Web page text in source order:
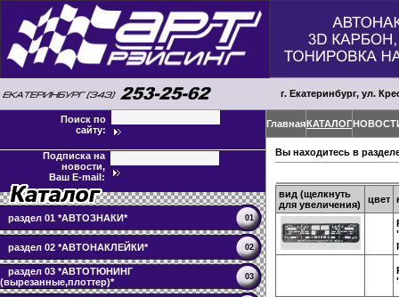
г. Екатеринбург, ул.
Поиск по
сайту:
Подписка на
новости,
Ваш E-mail:
раздел 01 *АВТОЗНАКИ* 01
раздел 02 *АВТОНАКЛЕЙКИ* 02
раздел 03 *АВТОТЮНИНГ
(вырезанные,плоттер)*
03
ГлавнаяКАТАЛОГ
Вы находитесь в
вид (щелкнуть
для увеличения)
цвет